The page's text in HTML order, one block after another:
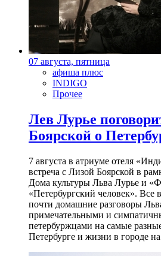
07 августа, пятница
афиша плюс
INDIGO
Прочее
Лев Лурье
Боярской о
7 августа в атриуме отеля
встреча с Лизой Боярской в
Дома культуры Льва Лурье и
«Петербургский человек». Все
почти домашние разговоры
примечательными и
петербуржцами на самые
Петербурге и жизни в городе